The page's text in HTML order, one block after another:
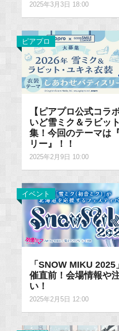
2025年3月3日 18:00
ピアプロ
【ピアプロ公式コラ
いど雪ミク＆ラビッ
集！今回のテーマは
リー』！！
2025年2月9日 10:00
イベント
「SNOW MIKU
催直前！会場情報や
い！
2025年2月5日 12:00